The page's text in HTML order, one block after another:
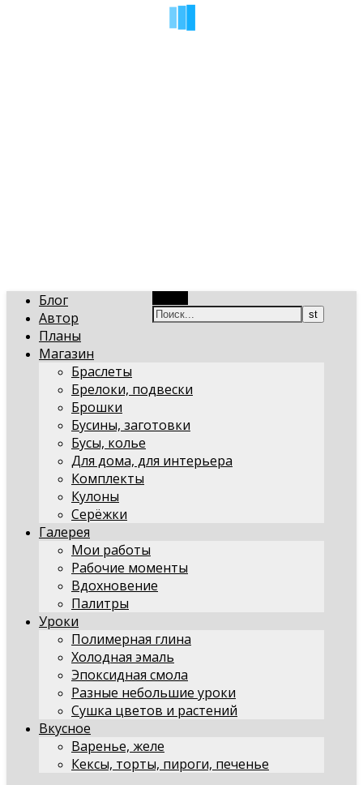
Блог
Автор
Планы
Магазин
Браслеты
Брелоки, подвески
Брошки
Бусины, заготовки
Бусы, колье
Для дома, для интерьера
Комплекты
Кулоны
Серёжки
Галерея
Мои работы
Рабочие моменты
Вдохновение
Палитры
Уроки
Полимерная глина
Холодная эмаль
Эпоксидная смола
Разные небольшие уроки
Сушка цветов и растений
Вкусное
Варенье, желе
Кексы, торты, пироги, печенье